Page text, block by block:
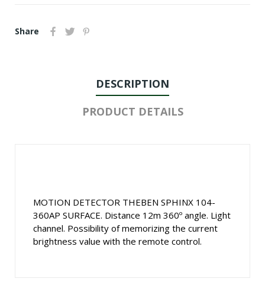
Share
DESCRIPTION
PRODUCT DETAILS
MOTION DETECTOR THEBEN SPHINX 104-
360AP SURFACE. Distance 12m 360º angle. Light
channel. Possibility of memorizing the current
brightness value with the remote control.